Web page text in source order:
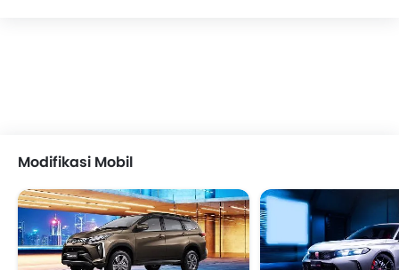
Modifikasi Mobil